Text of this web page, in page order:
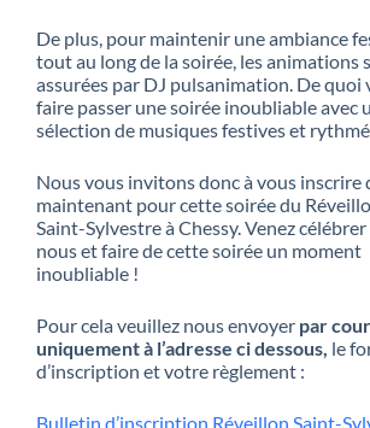
De plus, pour maintenir une ambiance
tout au long de la soirée, les animations
assurées par DJ pulsanimation. De quoi
faire passer une soirée inoubliable avec
sélection de musiques festives et
Nous vous invitons donc à vous inscrire
maintenant pour cette soirée du
Saint-Sylvestre à Chessy. Venez célébrer
nous et faire de cette soirée un moment
inoubliable !
Pour cela veuillez nous envoyer par
uniquement à l’adresse ci dessous, le
d’inscription et votre règlement :
Bulletin d’inscription Réveillon Saint-